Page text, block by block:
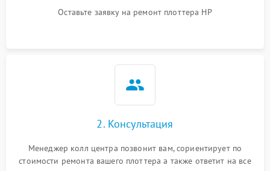
Оставьте заявку на ремонт плоттера HP
2. Консультация
Менеджер колл центра позвонит вам, сориентирует по
стоимости ремонта вашего плоттера а также ответит на все